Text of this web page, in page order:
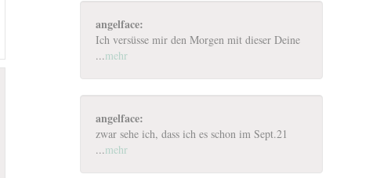
angelface:
Ich versüsse mir den Morgen mit dieser Deine
...mehr
angelface:
zwar sehe ich, dass ich es schon im Sept.21
...mehr